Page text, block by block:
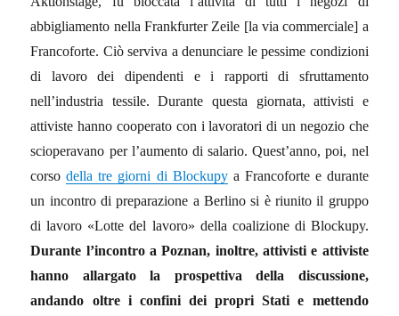
abbigliamento nella Frankfurter Zeile [la via commerciale] a
Francoforte. Ciò serviva a denunciare le pessime condizioni
di lavoro dei dipendenti e i rapporti di sfruttamento
nell’industria tessile. Durante questa giornata, attivisti e
attiviste hanno cooperato con i lavoratori di un negozio che
scioperavano per l’aumento di salario. Quest’anno, poi, nel
corsodella tre giorni di Blockupya Francoforte e durante
un incontro di preparazione a Berlino si è riunito il gruppo
di lavoro «Lotte del lavoro» della coalizione di Blockupy.
Durante l’incontro a Poznan, inoltre, attivisti e attiviste
hanno allargato la prospettiva della discussione,
andando oltre i confini dei propri Stati e mettendo